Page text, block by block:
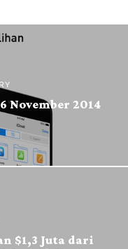
November 2014
$1,3 Juta dari